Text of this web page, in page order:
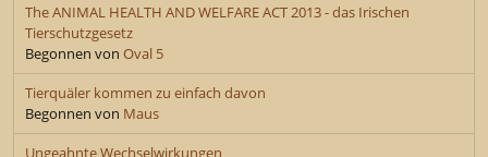
The ANIMAL HEALTH AND WELFARE ACT 2013 - das Irischen
Tierschutzgesetz
Begonnen von Oval 5
Tierquäler kommen zu einfach davon
Begonnen von Maus
Ungeahnte Wechselwirkungen